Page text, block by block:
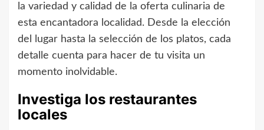
la variedad y calidad de la oferta culinaria de
esta encantadora localidad. Desde la elección
del lugar hasta la selección de los platos, cada
detalle cuenta para hacer de tu visita un
momento inolvidable.
Investiga los restaurantes
locales